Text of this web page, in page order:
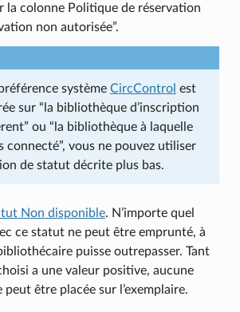
la colonne Politique de réservation
non autorisée”.
système CircControl est
sur “la bibliothèque d’inscription
ou “la bibliothèque à laquelle
connecté”, vous ne pouvez utiliser
de statut décrite plus bas.
Non disponible. N’importe quel
ce statut ne peut être emprunté, à
puisse outrepasser. Tant
a une valeur positive, aucune
peut être placée sur l’exemplaire.